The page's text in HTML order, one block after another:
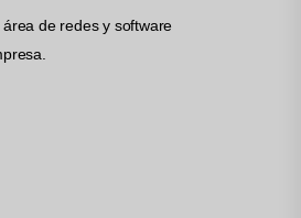
de redes y software